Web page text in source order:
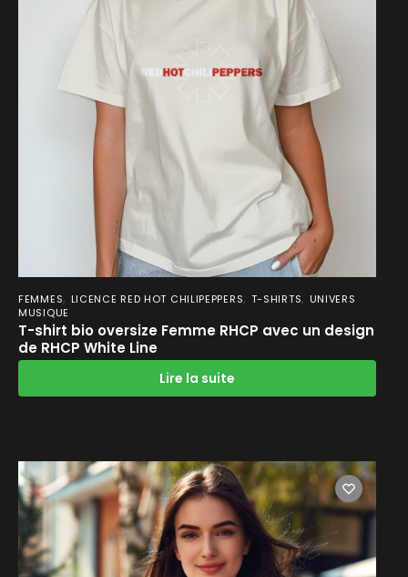
FEMMES, LICENCE RED HOT CHILIPEPPERS, T-SHIRTS, UNIVERS
MUSIQUE
T-shirt bio oversize Femme RHCP avec un design
de RHCP White Line
Lire la suite